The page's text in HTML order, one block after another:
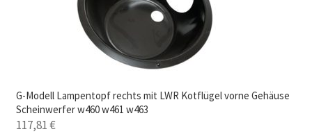
G-Modell Lampentopf rechts mit LWR Kotflügel vorne Gehäuse
Scheinwerfer w460 w461 w463
117,81€